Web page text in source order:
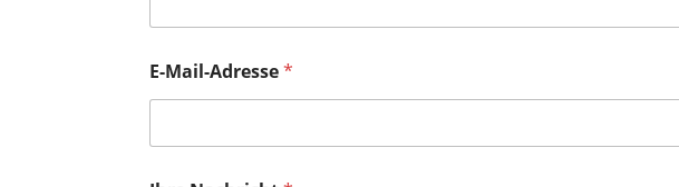
h
e
a
E-Mail-Adresse*